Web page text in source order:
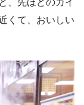
くて、おいしい